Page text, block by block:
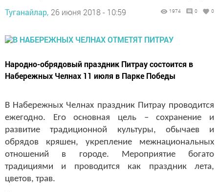
Туганайлар, 26 июня 2018 - 10:59 1974 0 0
​​​​​​​Народно-обрядовый праздник Питрау состоится в
Набережных Челнах 11 июля в Парке Победы
В Набережных Челнах праздник Питрау проводится
ежегодно. Его основная цель – сохранение и
развитие традиционной культуры, обычаев и
обрядов кряшен, укрепление межнациональных
отношений в городе. Мероприятие богато
традициями и проводится как праздник лета,
цветов, трав.